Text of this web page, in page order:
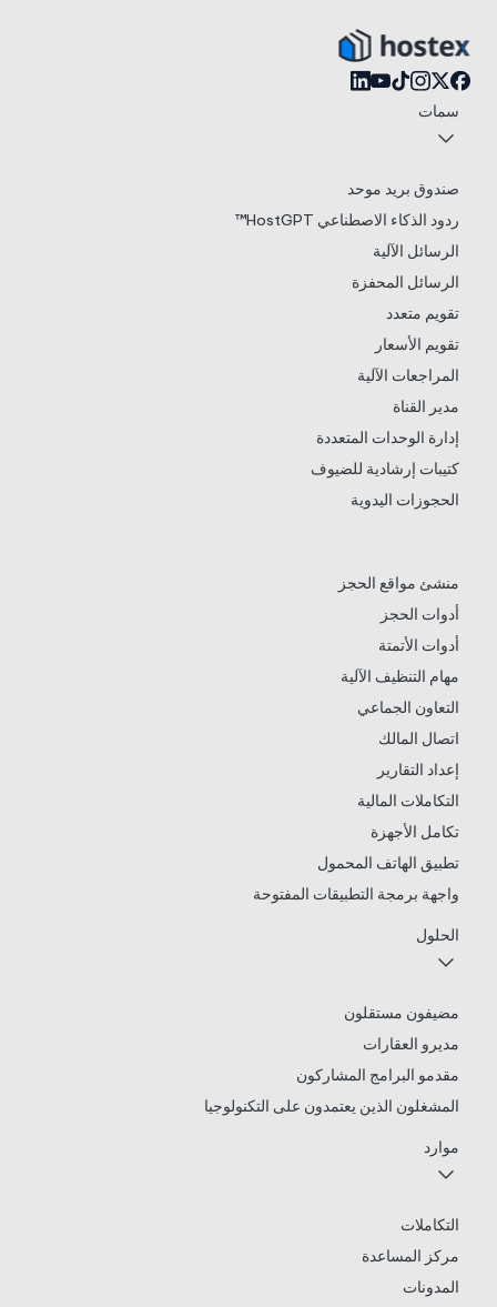
سمات
صندوق بريد موحد
ردود الذكاء الاصطناعي HostGPT™
الرسائل الآلية
الرسائل المحفزة
تقويم متعدد
تقويم الأسعار
المراجعات الآلية
مدير القناة
إدارة الوحدات المتعددة
كتيبات إرشادية للضيوف
الحجوزات اليدوية
منشئ مواقع الحجز
أدوات الحجز
أدوات الأتمتة
مهام التنظيف الآلية
التعاون الجماعي
اتصال المالك
إعداد التقارير
التكاملات المالية
تكامل الأجهزة
تطبيق الهاتف المحمول
واجهة برمجة التطبيقات المفتوحة
الحلول
مضيفون مستقلون
مديرو العقارات
مقدمو البرامج المشاركون
المشغلون الذين يعتمدون على التكنولوجيا
موارد
التكاملات
مركز المساعدة
المدونات